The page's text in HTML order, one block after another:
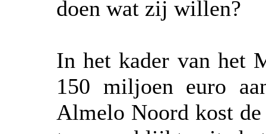
doen wat zij willen?
In het kader van het
150 miljoen euro
Almelo Noord kost de